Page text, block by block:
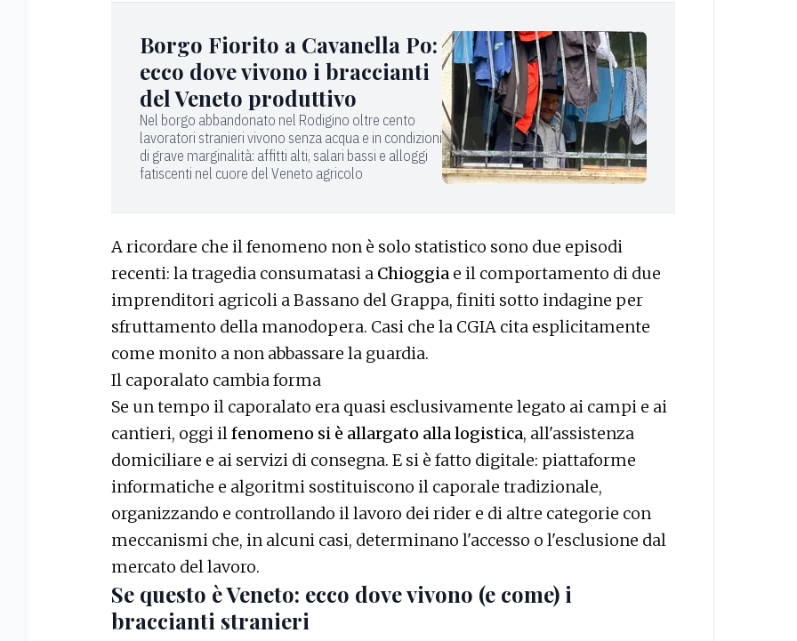
Borgo Fiorito a Cavanella Po:
ecco dove vivono i braccianti
del Veneto produttivo
Nel borgo abbandonato nel Rodigino oltre cento
lavoratori stranieri vivono senza acqua e in condizioni
di grave marginalità: affitti alti, salari bassi e alloggi
fatiscenti nel cuore del Veneto agricolo
A ricordare che il fenomeno non è solo statistico sono due episodi
recenti: la tragedia consumatasi a Chioggia e il comportamento di due
imprenditori agricoli a Bassano del Grappa, finiti sotto indagine per
sfruttamento della manodopera. Casi che la CGIA cita esplicitamente
come monito a non abbassare la guardia.
Il caporalato cambia forma
Se un tempo il caporalato era quasi esclusivamente legato ai campi e ai
cantieri, oggi ilfenomeno si è allargato alla logistica, all'assistenza
domiciliare e ai servizi di consegna. E si è fatto digitale: piattaforme
informatiche e algoritmi sostituiscono il caporale tradizionale,
organizzando e controllando il lavoro dei rider e di altre categorie con
meccanismi che, in alcuni casi, determinano l'accesso o l'esclusione dal
mercato del lavoro.
Se questo è Veneto: ecco dove vivono (e come) i
braccianti stranieri